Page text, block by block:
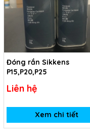
Đóng rắn Sikkens
P15,P20,P25
Liên hệ
Xem chi tiết